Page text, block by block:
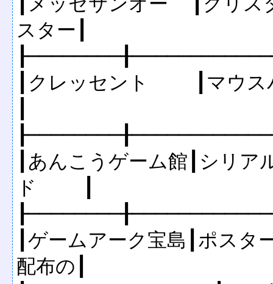
スター┃
┃クレッセント    ┃マウス
┃あんこうゲーム館┃シリ
ド    ┃
┃ゲームアーク宝島┃ポス
配布の┃